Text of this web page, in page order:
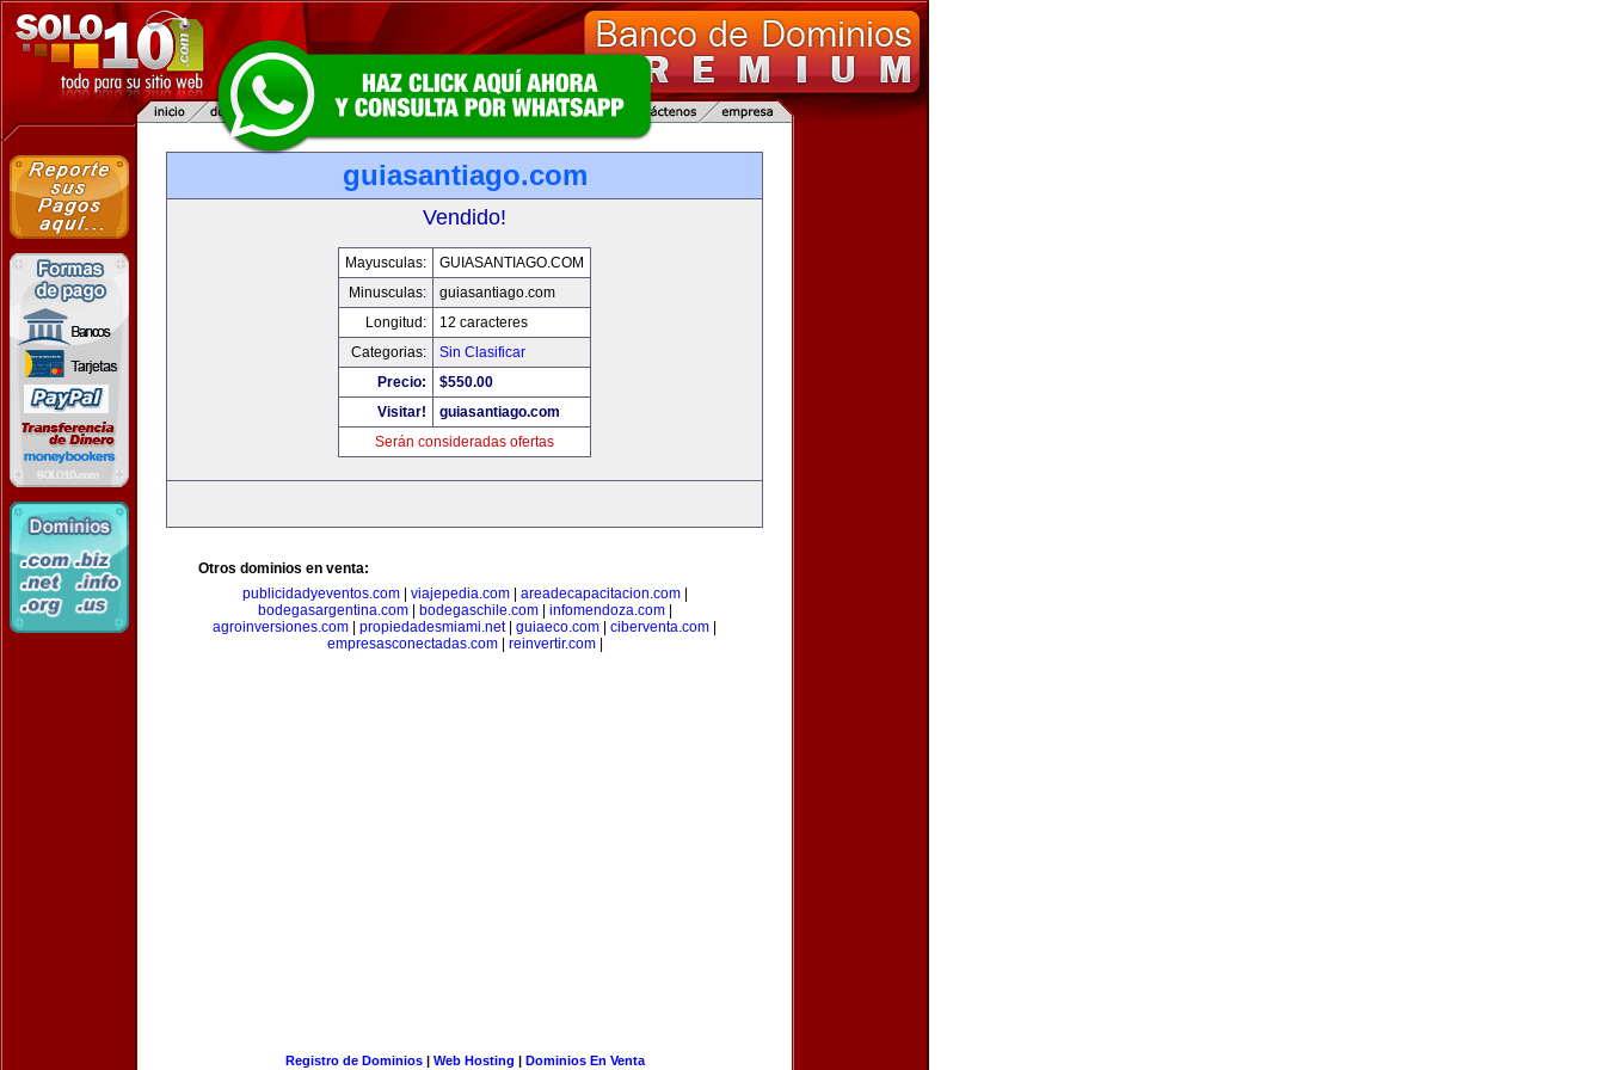
guiasantiago.com
Vendido!
Mayusculas:
GUIASANTIAGO.COM
Minusculas:
guiasantiago.com
Longitud:
12 caracteres
Categorias:
Sin Clasificar
Precio:
$550.00
Visitar!
guiasantiago.com
Serán consideradas ofertas
Otros dominios en venta:
publicidadyeventos.com| viajepedia.com| areadecapacitacion.com|
bodegasargentina.com| bodegaschile.com| infomendoza.com|
agroinversiones.com
propiedadesmiami.net| guiaeco.com ciberventa.com
empresasconectadas.com| reinvertir.com|
Registro de Dominios| Web Hosting | Dominios En Venta